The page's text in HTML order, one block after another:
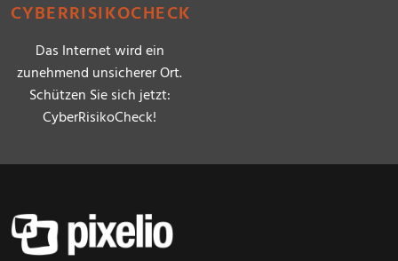
CYBERRISIKOCHECK
Das Internet wird ein
zunehmend unsicherer Ort.
Schützen Sie sich jetzt:
CyberRisikoCheck!